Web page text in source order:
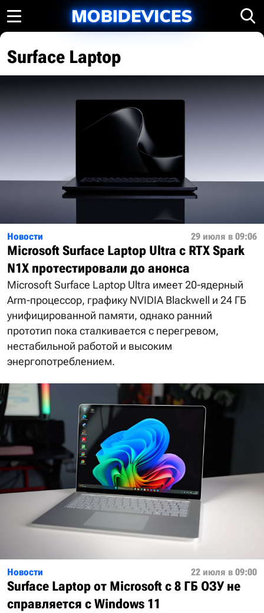
Surface Laptop
Новости 29 июля в 09:06
Microsoft Surface Laptop Ultra с RTX Spark
N1X протестировали до анонса
Microsoft Surface Laptop Ultra имеет 20-ядерный
Arm-процессор, графику NVIDIA Blackwell и 24 ГБ
унифицированной памяти, однако ранний
прототип пока сталкивается с перегревом,
нестабильной работой и высоким
энергопотреблением.
Новости 22 июля в 09:00
Surface Laptop от Microsoft с 8 ГБ ОЗУ не
справляется с Windows 11